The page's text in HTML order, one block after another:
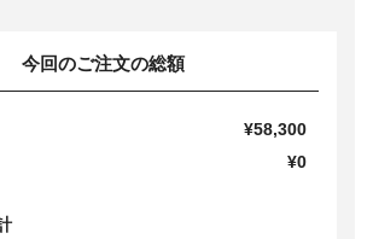
今回のご注文の総額
¥58,300
¥0